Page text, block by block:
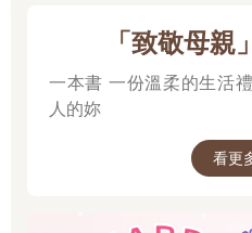
「致敬母親
一本書 一份溫柔的生活
人的妳
看更